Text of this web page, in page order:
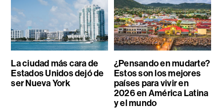
La ciudad más cara de
Estados Unidos dejó de
ser Nueva York
¿Pensando en mudarte?
Estos son los mejores
países para vivir en
2026 en América Latina
y el mundo